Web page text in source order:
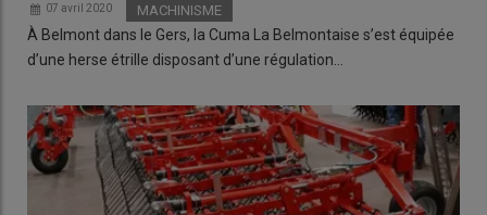
07 avril 2020 MACHINISME
À Belmont dans le Gers, la Cuma La Belmontaise s’est équipée
d’une herse étrille disposant d’une régulation…